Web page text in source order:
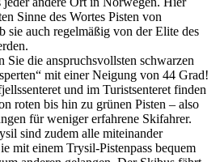
Sinne des Wortes Pisten von
sie auch regelmäßig von der Elite des
Sie die anspruchsvollsten schwarzen
mit einer Neigung von 44 Grad!
und im Turistsenteret finden
roten bis hin zu grünen Pisten – also
für weniger erfahrene Skifahrer.
sind zudem alle miteinander
mit einem Trysil-Pistenpass bequem